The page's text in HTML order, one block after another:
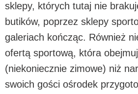
sklepy, których tutaj nie
butików, poprzez sklepy
galeriach kończąc. Również
ofertą sportową, która
(niekoniecznie zimowe) niż
swoich gości ośrodek